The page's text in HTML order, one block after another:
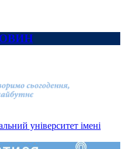
університет імені